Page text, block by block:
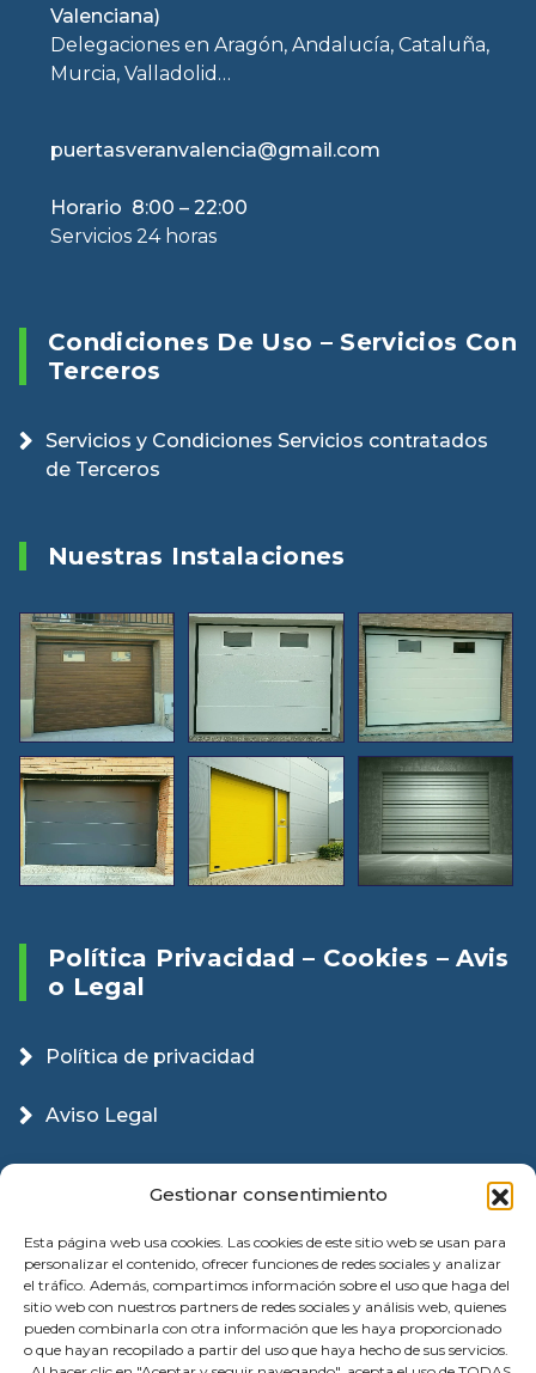
Gestionar consentimiento
Esta página web usa cookies. Las cookies de este sitio web se usan para
personalizar el contenido, ofrecer funciones de redes sociales y analizar
el tráfico. Además, compartimos información sobre el uso que haga del
sitio web con nuestros partners de redes sociales y análisis web, quienes
pueden combinarla con otra información que les haya proporcionado
o que hayan recopilado a partir del uso que haya hecho de sus servicios.
Valenciana)
Delegaciones en Aragón, Andalucía, Cataluña,
Murcia, Valladolid…
puertasveranvalencia@gmail.com
Horario 8:00 – 22:00
Servicios 24 horas
Condiciones De Uso – Servicios Con
Terceros
Servicios y Condiciones Servicios contratados
de Terceros
Nuestras Instalaciones
Política Privacidad – Cookies – Avis
O Legal
Política de privacidad
Aviso Legal